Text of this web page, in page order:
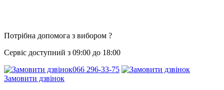
Потрібна допомога з вибором ?
Сервіс доступний з 09:00 до 18:00
066 296-33-75
Замовити дзвінок